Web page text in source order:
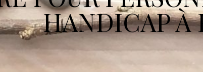
HANDICAP À